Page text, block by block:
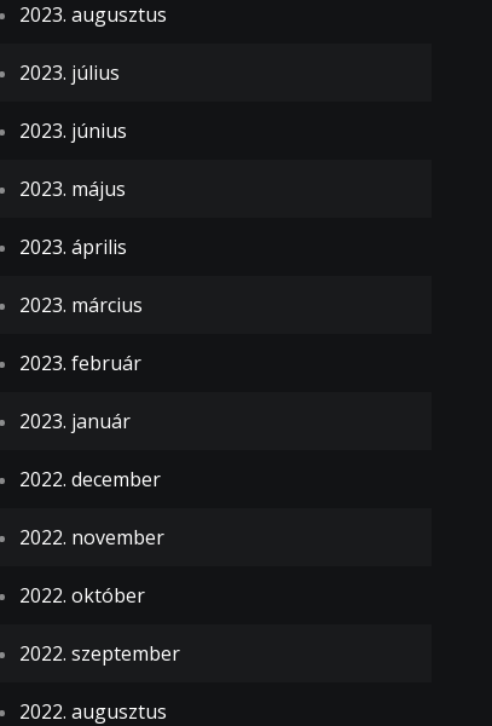
2023. augusztus
2023. július
2023. június
2023. május
2023. április
2023. március
2023. február
2023. január
2022. december
2022. november
2022. október
2022. szeptember
2022. augusztus